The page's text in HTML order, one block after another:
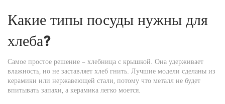
Какие типы посуды нужны для
хлеба?
Самое простое решение – хлебница с крышкой. Она удерживает
влажность, но не заставляет хлеб гнить. Лучшие модели сделаны из
керамики или нержавеющей стали, потому что металл не будет
впитывать запахи, а керамика легко моется.